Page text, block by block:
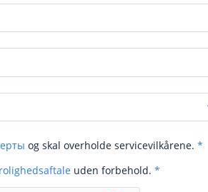
og skal overholde servicevilkårene. *
uden forbehold. *